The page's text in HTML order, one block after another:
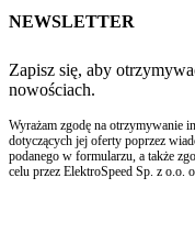
NEWSLETTER
Zapisz się, aby
nowościach.
Wyrażam zgodę na otrzymywanie
dotyczących jej oferty poprzez
podanego w formularzu, a także
celu przez ElektroSpeed Sp. z o.o.